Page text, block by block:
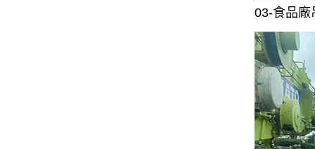
03-食品廠